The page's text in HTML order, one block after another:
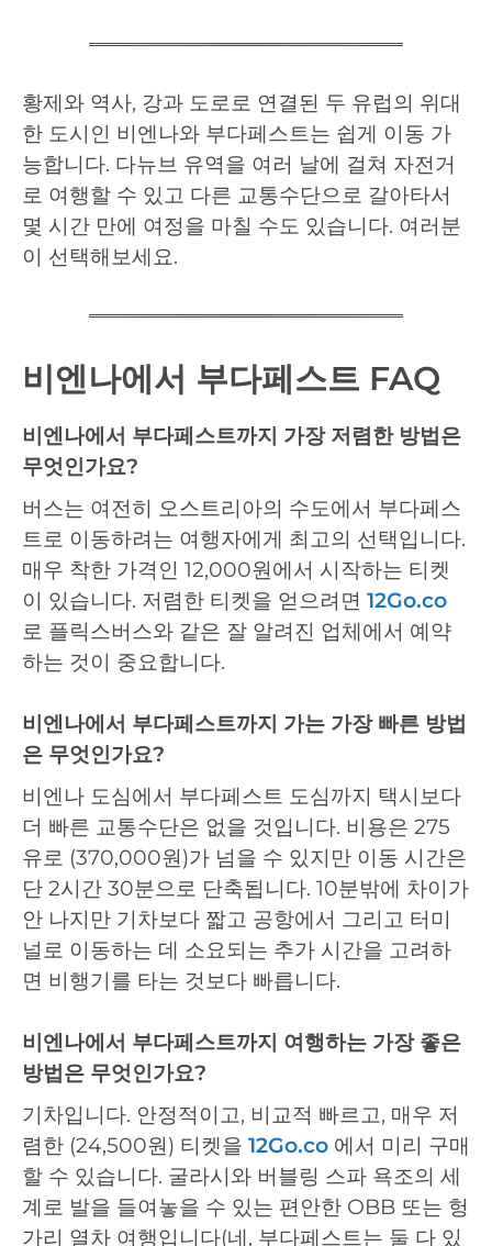
황제와 역사, 강과 도로로 연결된 두 유럽의 위대
한 도시인 비엔나와 부다페스트는 쉽게 이동 가
능합니다. 다뉴브 유역을 여러 날에 걸쳐 자전거
로 여행할 수 있고 다른 교통수단으로 갈아타서
몇 시간 만에 여정을 마칠 수도 있습니다. 여러분
이 선택해보세요.
비엔나에서 부다페스트 FAQ
비엔나에서 부다페스트까지 가장 저렴한 방법은
무엇인가요?
버스는 여전히 오스트리아의 수도에서 부다페스
트로 이동하려는 여행자에게 최고의 선택입니다.
매우 착한 가격인 12,000원에서 시작하는 티켓
이 있습니다. 저렴한 티켓을 얻으려면 12Go.co
로 플릭스버스와 같은 잘 알려진 업체에서 예약
하는 것이 중요합니다.
비엔나에서 부다페스트까지 가는 가장 빠른 방법
은 무엇인가요?
비엔나 도심에서 부다페스트 도심까지 택시보다
더 빠른 교통수단은 없을 것입니다. 비용은 275
유로 (370,000원)가 넘을 수 있지만 이동 시간은
단 2시간 30분으로 단축됩니다. 10분밖에 차이가
안 나지만 기차보다 짧고 공항에서 그리고 터미
널로 이동하는 데 소요되는 추가 시간을 고려하
면 비행기를 타는 것보다 빠릅니다.
비엔나에서 부다페스트까지 여행하는 가장 좋은
방법은 무엇인가요?
기차입니다. 안정적이고, 비교적 빠르고, 매우 저
렴한 (24,500원) 티켓을 12Go.co 에서 미리 구매
할 수 있습니다. 굴라시와 버블링 스파 욕조의 세
계로 발을 들여놓을 수 있는 편안한 OBB 또는 헝
가리 열차 여행입니다(네, 부다페스트는 둘 다 있